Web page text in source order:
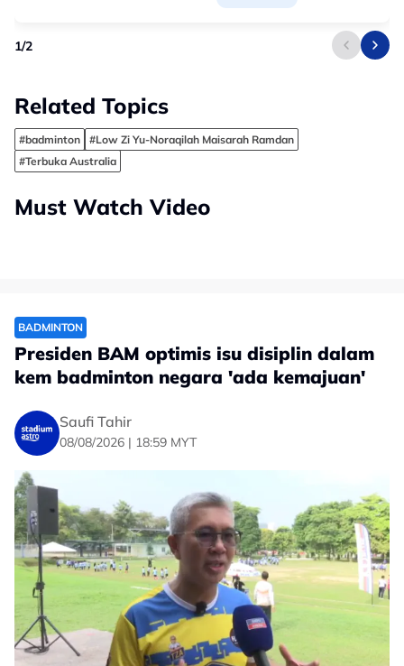
1/2
Related Topics
#badminton
#Low Zi Yu-Noraqilah Maisarah Ramdan
#Terbuka Australia
Must Watch Video
BADMINTON
Presiden BAM optimis isu disiplin dalam
kem badminton negara 'ada kemajuan'
Saufi Tahir
08/08/2026 | 18:59 MYT